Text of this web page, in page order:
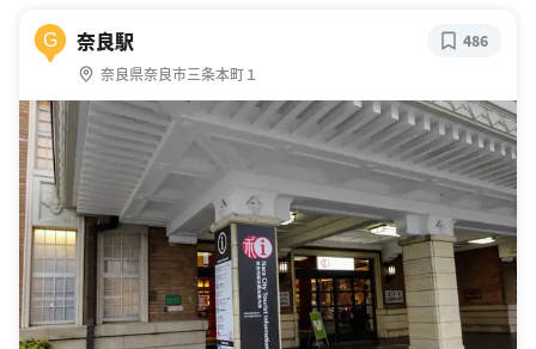
G 奈良駅
奈良県奈良市三条本町１
486